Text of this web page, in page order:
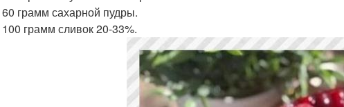
60 грамм сахарной пудры.
100 грамм сливок 20-33%.